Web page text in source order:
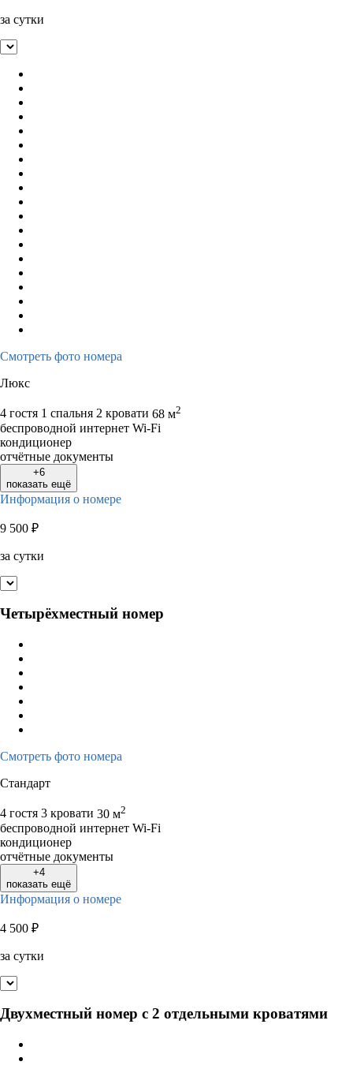
за сутки
Смотреть фото номера
Люкс
4 гостя 1 спальня 2 кровати 68 м2
беспроводной интернет Wi-Fi
кондиционер
отчётные документы
+6
показать ещё
Информация о номере
9 500 ₽
за сутки
Четырёхместный номер
Смотреть фото номера
Стандарт
4 гостя 3 кровати 30 м2
беспроводной интернет Wi-Fi
кондиционер
отчётные документы
+4
показать ещё
Информация о номере
4 500 ₽
за сутки
Двухместный номер с 2 отдельными кроватями